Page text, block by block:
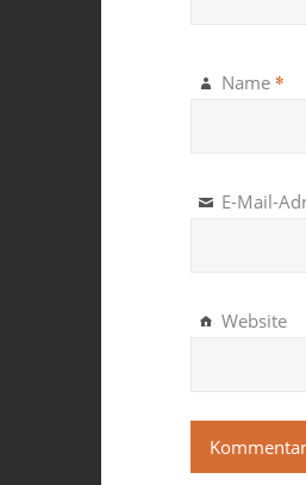
Name *
E-Mail-
Website